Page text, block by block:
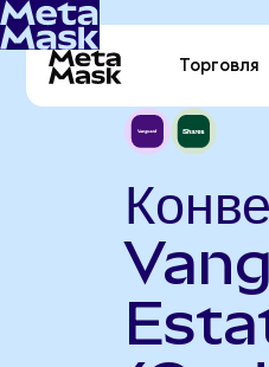
Торговля